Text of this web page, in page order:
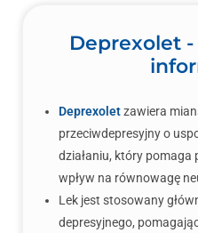
Deprexolet
Deprexoletzawiera
przeciwdepresyjny o
działaniu, który
wpływ na równowagę
Lek jest stosowany
depresyjnego,